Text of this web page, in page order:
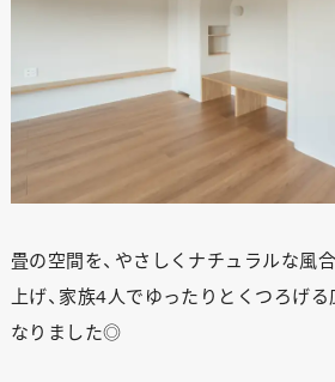
畳の空間を、やさしくナチュラルな風
上げ、家族4人でゆったりとくつろげ
なりました◎